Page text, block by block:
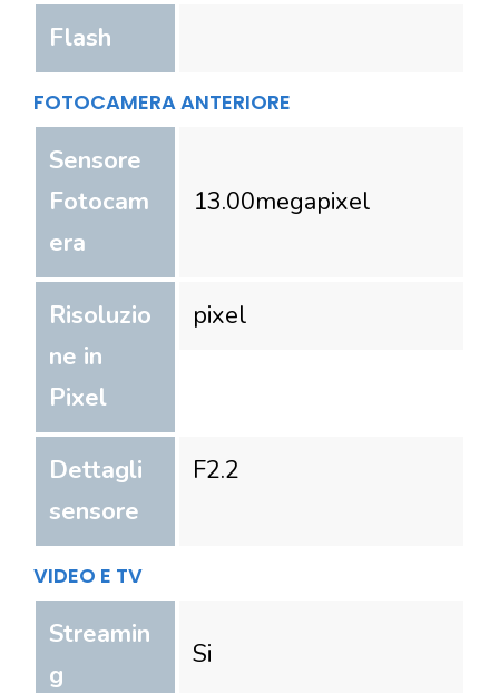
Flash
FOTOCAMERA ANTERIORE
Sensore
Fotocam
era
13.00megapixel
Risoluzio
ne in
Pixel
pixel
Dettagli
sensore
F2.2
VIDEO E TV
Streamin
g
Si